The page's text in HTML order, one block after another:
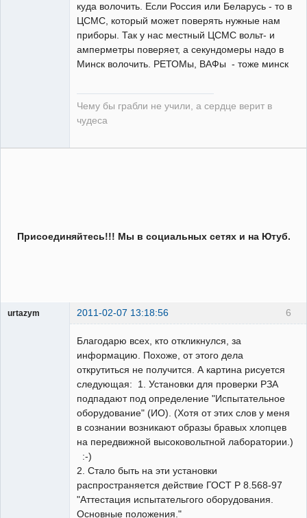
куда волочить. Если Россия или Беларусь - то в
ЦСМС, который может поверять нужные нам
приборы. Так у нас местный ЦСМС вольт- и
амперметры поверяет, а секундомеры надо в
Минск волочить. РЕТОМы, ВАФы - тоже минск
Чему бы грабли не учили, а сердце верит в
чудеса
Присоединяйтесь!!! Мы в социальных сетях и на Ютуб.
6
urtazym 2011-02-07 13:18:56
Благодарю всех, кто откликнулся, за
информацию. Похоже, от этого дела
открутиться не получится. А картина рисуется
следующая: 1. Установки для проверки РЗА
подпадают под определение "Испытательное
оборудование" (ИО). (Хотя от этих слов у меня
в сознании возникают образы бравых хлопцев
на передвижной высоковольтной лаборатории.)
:-)
2. Стало быть на эти установки
распространяется действие ГОСТ Р 8.568-97
"Аттестация испытательгого оборудования.
Основные положения."